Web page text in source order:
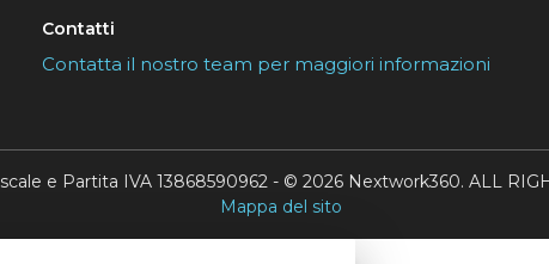
Contatti
Contatta il nostro team per maggiori informazioni
e Partita IVA 13868590962 - © 2026 Nextwork360. ALL
Mappa del sito